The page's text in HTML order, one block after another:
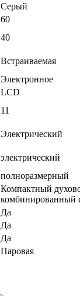
Серый
60
40
Встраиваемая
Электронное
LСD
11
Электрический
электрический
полноразмерный
Компактный
комбинированный
Да
Да
Да
Паровая